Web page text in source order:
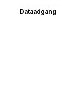
Dataadgang